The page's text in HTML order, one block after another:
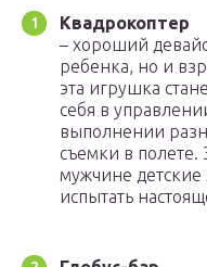
Квадрокоптер
– хороший
ребенка, но и
эта игрушка
себя в
выполнении
съемки в полете.
мужчине
испытать